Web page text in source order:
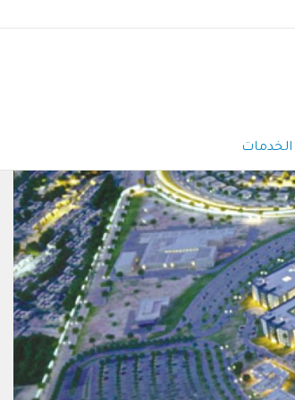
الخدمات